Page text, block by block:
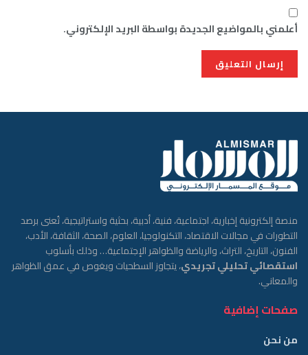
أعلمني بالمواضيع الجديدة بواسطة البريد الإلكتروني.
منصة إلكترونية إخبارية، اجتماعية، فنية، أدبية، بحثية واستراتيجية، تُعنى برصد
التطورات في مجالات الاقتصاد، التكنولوجيا، العلوم، الصحة، الثقافة، الأدب،
الفنون، التاريخ، التراث، والرياضة والظواهر الإجتماعية… وذلك بأسلوب
استقصائي تحليلي تجريدي، يتجاوز السطحيات ويغوص في عمق الظواهر
والمعاني.
صفحات إضافية
من نحن